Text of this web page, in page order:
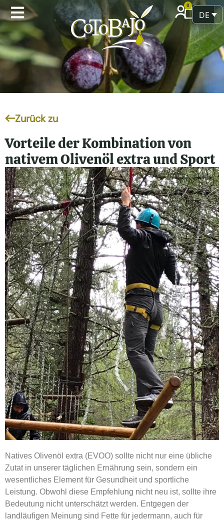
0
Zurück zu
Vorteile der Kombination von
nativem Olivenöl extra und Sport
Natives Olivenöl extra (EVOO) sollte nicht nur eine übliche
Zutat in unserer täglichen Ernährung sein, sondern ein
wesentliches Element für Gesundheit und sportliche
Leistung. Obwohl diese Empfehlung nicht neu ist, sollte ihre
Bedeutung nicht unterschätzt werden. Entgegen der
landläufigen Meinung sind Fette für jedermann, auch für